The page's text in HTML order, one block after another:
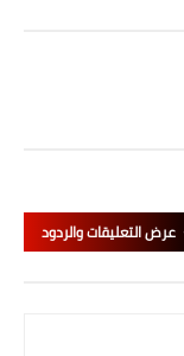
عرض التعليقات والردود